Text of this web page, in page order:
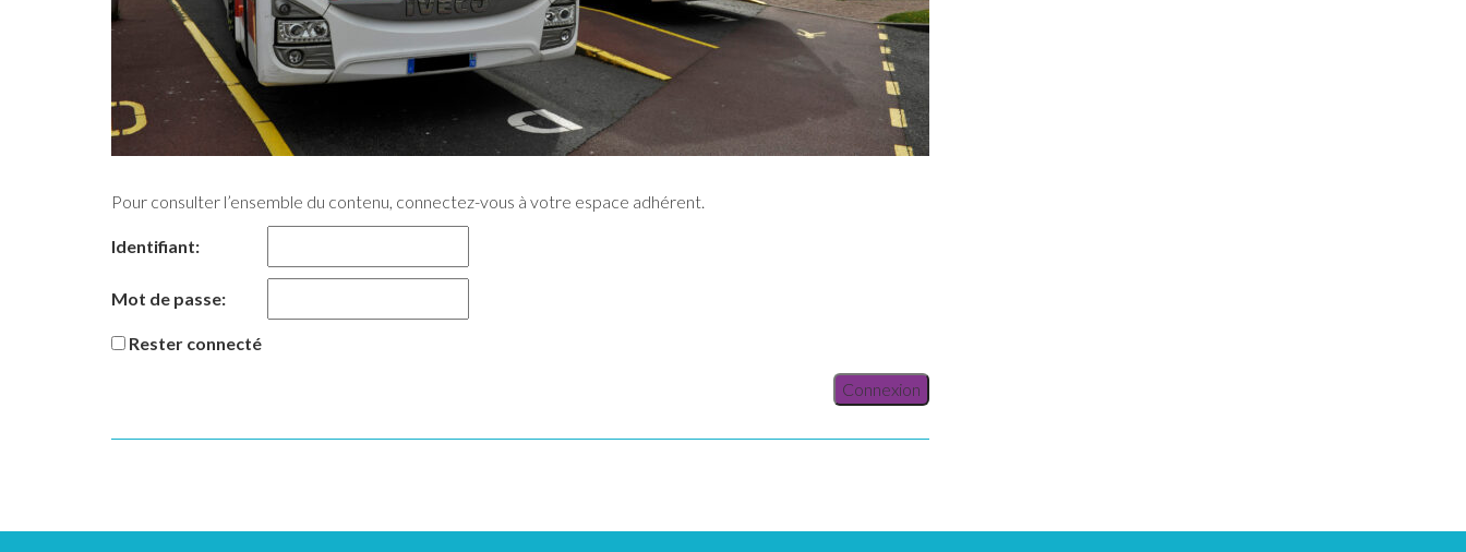
Pour consulter l’ensemble du contenu, connectez-vous à votre espace adhérent.
Identifiant:
Mot de passe:
Rester connecté
Connexion